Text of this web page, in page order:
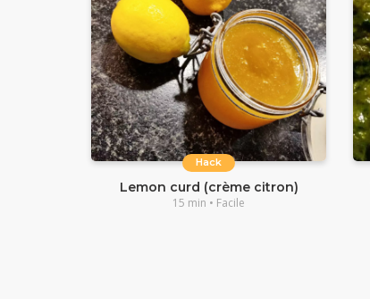
Hack
Lemon curd (crème citron)
15 min • Facile